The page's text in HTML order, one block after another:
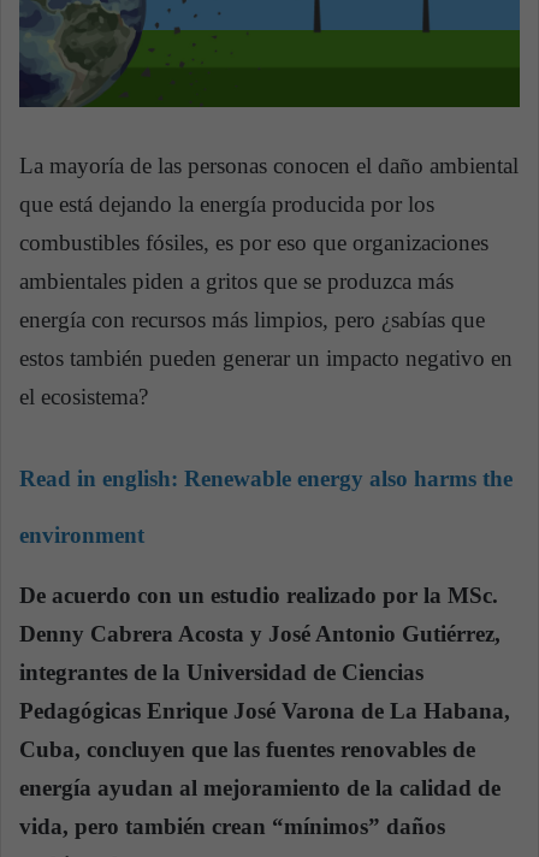
La mayoría de las personas conocen el daño ambiental
que está dejando la energía producida por los
combustibles fósiles, es por eso que organizaciones
ambientales piden a gritos que se produzca más
energía con recursos más limpios, pero ¿sabías que
estos también pueden generar un impacto negativo en
el ecosistema?
Read in english: Renewable energy also harms the
environment
De acuerdo con un estudio realizado por la MSc.
Denny Cabrera Acosta y José Antonio Gutiérrez,
integrantes de la Universidad de Ciencias
Pedagógicas Enrique José Varona de La Habana,
Cuba, concluyen que las fuentes renovables de
energía ayudan al mejoramiento de la calidad de
vida, pero también crean “mínimos” daños